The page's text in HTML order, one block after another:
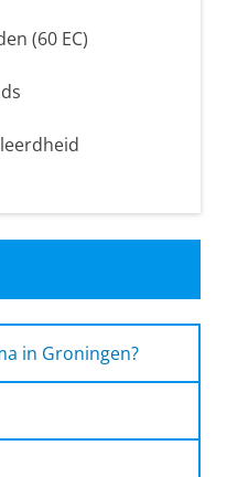
(60 EC)
in Groningen?
juridische
vaardigheden,